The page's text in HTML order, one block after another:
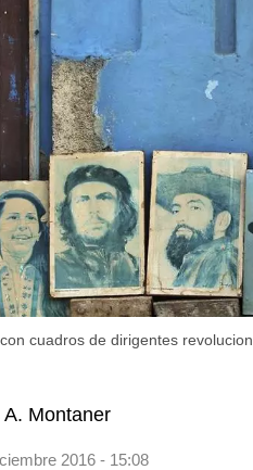
cuadros de dirigentes
A. Montaner
2016 - 15:08